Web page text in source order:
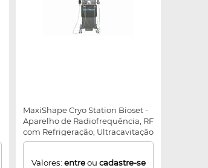
MaxiShape Cryo Station Bioset -
Aparelho de Radiofrequência, RF
com Refrigeração, Ultracavitação
e PSW e LED
Valores: entreou cadastre-se